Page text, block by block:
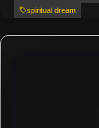
spiritual dream